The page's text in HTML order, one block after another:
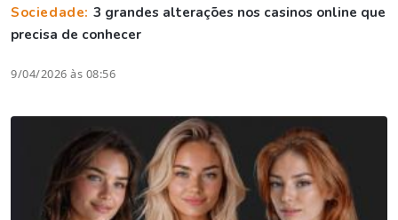
Sociedade: 3 grandes alterações nos casinos online que
precisa de conhecer
9/04/2026 às 08:56